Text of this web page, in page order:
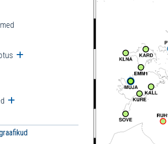
alammenüü
alammenüü
Ava alammenüü
alammenüü
Ava alammenüü